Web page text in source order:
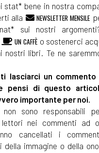
stat* bene in nostra
alla
NEWSLETTER MENSILE
sui nostri
UN CAFFÈ o sostenerci
nostri libri. Te ne
lasciarci un
pensi di questo
importante per noi.
sono responsabili
nei commenti ad
cancellati i
della immagine o della